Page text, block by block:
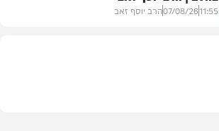
11:55
07/08/26הרב יוסף זאב